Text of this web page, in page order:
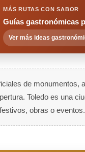
MÁS RUTAS CON SABOR
Guías gastronómicas
Ver más ideas
de monumentos,
Toledo es una
obras o eventos.